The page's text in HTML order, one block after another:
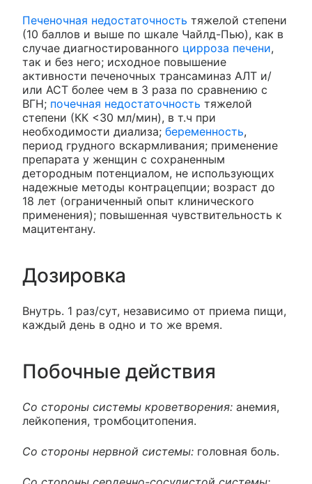
Печеночная недостаточность тяжелой степени
(10 баллов и выше по шкале Чайлд-Пью), как в
случае диагностированного цирроза печени,
так и без него; исходное повышение
активности печеночных трансаминаз АЛТ и/
или ACT более чем в 3 раза по сравнению с
ВГН; почечная недостаточность тяжелой
степени (КК <30 мл/мин), в т.ч при
необходимости диализа; беременность,
период грудного вскармливания; применение
препарата у женщин с сохраненным
детородным потенциалом, не использующих
надежные методы контрацепции; возраст до
18 лет (ограниченный опыт клинического
применения); повышенная чувствительность к
мацитентану.
Дозировка
Внутрь. 1 раз/сут, независимо от приема пищи,
каждый день в одно и то же время.
Побочные действия
Со стороны системы кроветворения: анемия,
лейкопения, тромбоцитопения.
Со стороны нервной системы: головная боль.